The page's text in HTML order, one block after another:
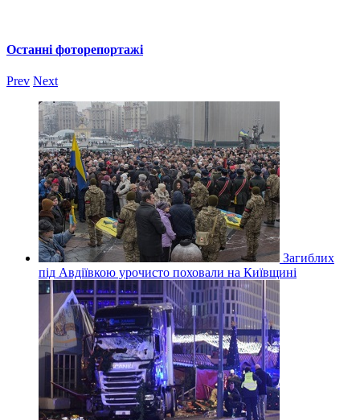
Останні фоторепортажі
Prev Next
Загиблих
під Авдіївкою урочисто поховали на Київщині